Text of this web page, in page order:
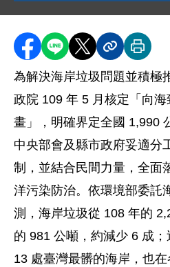
分享至 Facebook
分享到 LINE
分享到 X分享內容連
列印
為解決海岸垃圾問題並積極
政院 109 年 5 月核定「向
畫」，明確界定全國 1,990
中央部會及縣市政府妥適分
制，並結合民間力量，全面
洋污染防治。依環境部委託
測，海岸垃圾從 108 年的
的 981 公噸，約減少 6 成
13 處臺灣最髒的海岸，也